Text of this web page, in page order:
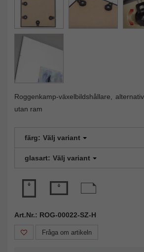
Roggenkamp-växelbildshållare,
utan ram
färg: Välj variant
glasart: Välj variant
Art.Nr.: ROG-00022-SZ-H
Fråga om artikeln